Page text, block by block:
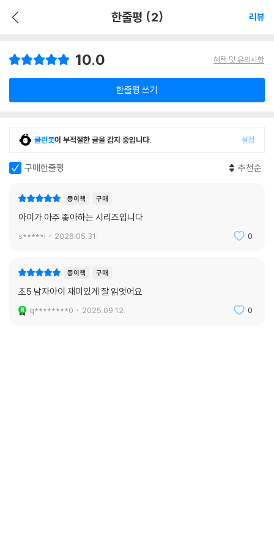
한줄평 (2) 리뷰
10.0 혜택 및 유의사항
한줄평 쓰기
클린봇이 부적절한 글을 감지 중입니다. 설정
구매한줄평 추천순
종이책 구매
아이가 아주 좋아하는 시리즈입니다
s*****i 2026.05.31. 0
종이책 구매
초5 남자아이 재미있게 잘 읽엇어요
q********0 2025.09.12. 0